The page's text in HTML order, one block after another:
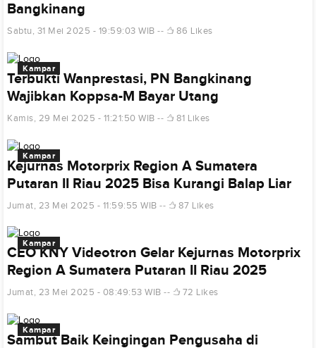
Bangkinang
Sabtu, 31 Mei 2025 - 19:59:03 WIB 86 Likes
Kampar
Terbukti Wanprestasi, PN Bangkinang
Wajibkan Koppsa-M Bayar Utang
Kamis, 29 Mei 2025 - 11:21:50 WIB 81 Likes
Kampar
Kejurnas Motorprix Region A Sumatera
Putaran II Riau 2025 Bisa Kurangi Balap Liar
Jumat, 23 Mei 2025 - 11:59:55 WIB 87 Likes
Kampar
CEO KNY Videotron Gelar Kejurnas Motorprix
Region A Sumatera Putaran II Riau 2025
Jumat, 23 Mei 2025 - 08:49:53 WIB 72 Likes
Kampar
Sambut Baik Keingingan Pengusaha di